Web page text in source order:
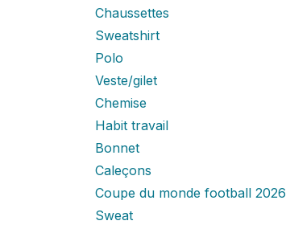
Chaussettes
Sweatshirt
Polo
Veste/gilet
Chemise
Habit travail
Bonnet
Caleçons
Coupe du monde football 2026
Sweat